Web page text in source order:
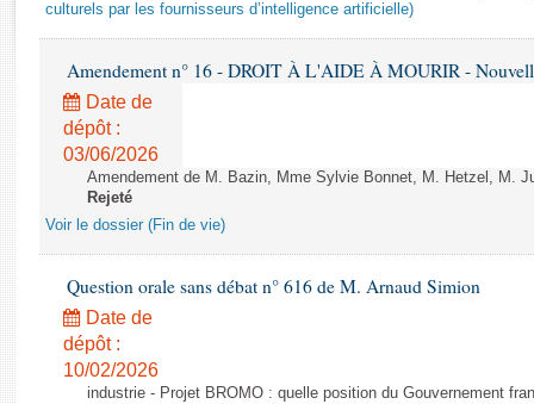
Rapports législatifs
Baromètre de l’application des lois
Dossiers législatifs
Budget et sécurité sociale
Questions écrites et orales
Comptes rendus des débats
culturels par les fournisseurs d’intelligence artificielle)
Amendement n° 16 - DROIT À L'AIDE À MOURIR -
Date de
dépôt :
03/06/2026
Amendement de M. Bazin, Mme Sylvie Bonnet, M. Hetzel, M.
Rejeté
Voir le dossier (Fin de vie)
Question orale sans débat n° 616 de M. Arnaud Simion
Date de
dépôt :
10/02/2026
industrie - Projet BROMO : quelle position du Gouvernement